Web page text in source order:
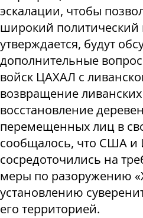
эскалации, чтобы
широкий политический
утверждается, будут
дополнительные
войск ЦАХАЛ с
возвращение
восстановление
перемещенных лиц в
сообщалось, что США и
сосредоточились на
меры по разоружению
установлению
его территорией.